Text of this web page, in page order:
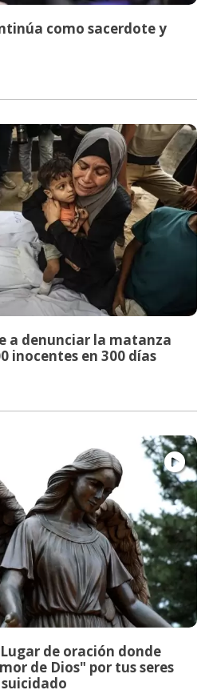
como sacerdote y
a denunciar la matanza
inocentes en 300 días
de oración donde
de Dios" por tus seres